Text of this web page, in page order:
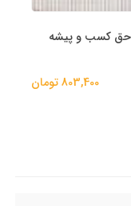
حق کسب و پیشه
803,400 تومان